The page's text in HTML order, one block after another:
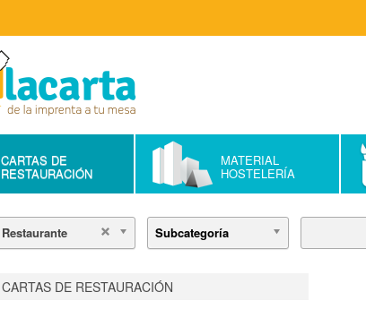
CARTAS DE
RESTAURACIÓN
MATERIAL
HOSTELERÍA
Restaurante Subcategoría
CARTAS DE RESTAURACIÓN